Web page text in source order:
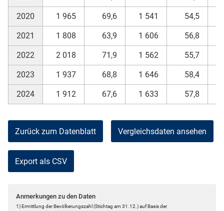
2020 1 965 69,6 1 541 54,5
2021 1 808 63,9 1 606 56,8
2022 2 018 71,9 1 562 55,7
2023 1 937 68,8 1 646 58,4
2024 1 912 67,6 1 633 57,8
Zurück zum Datenblatt Vergleichsdaten ansehen
Export als CSV
Anmerkungen zu den Daten
1) Ermittlung der Bevölkerungszahl (Stichtag am 31.12.) auf Basis der